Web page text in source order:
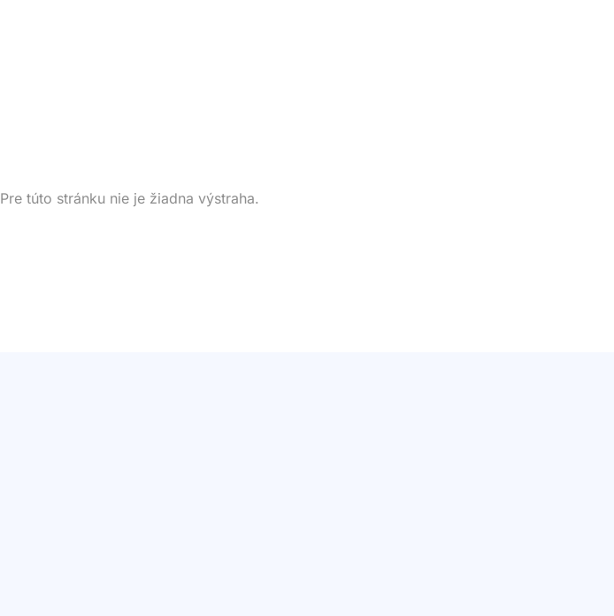
Pre túto stránku nie je žiadna výstraha.